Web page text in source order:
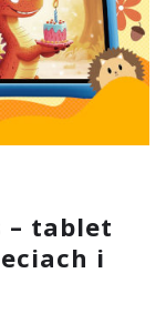
– tablet
i